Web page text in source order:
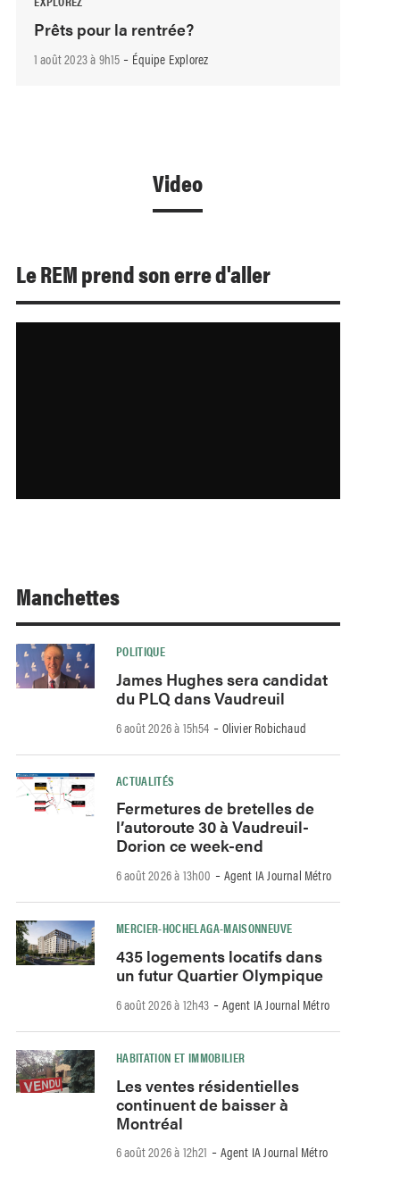
Prêts pour la rentrée?
1 août 2023 à 9h15 - Équipe Explorez
Video
Le REM prend son erre d'aller
Manchettes
POLITIQUE
James Hughes sera candidat
du PLQ dans Vaudreuil
6 août 2026 à 15h54 -Olivier Robichaud
ACTUALITÉS
Fermetures de bretelles de
l’autoroute 30 à Vaudreuil-
Dorion ce week-end
6 août 2026 à 13h00 -Agent IA Journal Métro
MERCIER-HOCHELAGA-MAISONNEUVE
435 logements locatifs dans
un futur Quartier Olympique
6 août 2026 à 12h43 -Agent IA Journal Métro
HABITATION ET IMMOBILIER
Les ventes résidentielles
continuent de baisser à
Montréal
6 août 2026 à 12h21 -Agent IA Journal Métro